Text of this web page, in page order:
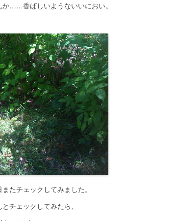
……香ばしいようないいにおい。
たチェックしてみました。
チェックしてみたら、